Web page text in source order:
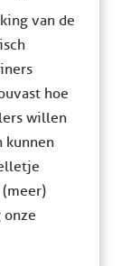
van de
hoe
willen
kunnen